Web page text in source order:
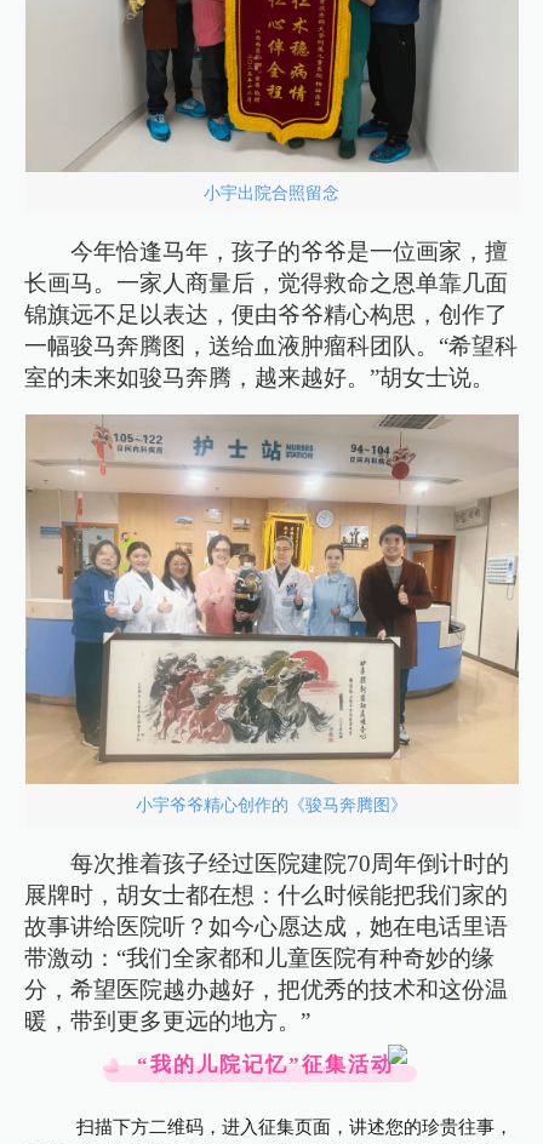
小宇出院合照留念
今年恰逢马年，孩子的爷爷是一位画家，擅
长画马。一家人商量后，觉得救命之恩单靠几面
锦旗远不足以表达，便由爷爷精心构思，创作了
一幅骏马奔腾图，送给血液肿瘤科团队。“希望科
室的未来如骏马奔腾，越来越好。”胡女士说。
小宇爷爷精心创作的《骏马奔腾图》
每次推着孩子经过医院建院70周年倒计时的
展牌时，胡女士都在想：什么时候能把我们家的
故事讲给医院听？如今心愿达成，她在电话里语
带激动：“我们全家都和儿童医院有种奇妙的缘
分，希望医院越办越好，把优秀的技术和这份温
暖，带到更多更远的地方。”
“我的儿院记忆”征集活动
扫描下方二维码，进入征集页面，讲述您的珍贵往事，